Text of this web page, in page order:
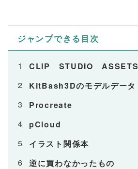
ジャンプできる目次
CLIP STUDIO ASSETS
KitBash3Dのモデルデータ
Procreate
pCloud
イラスト関係本
逆に買わなかったもの